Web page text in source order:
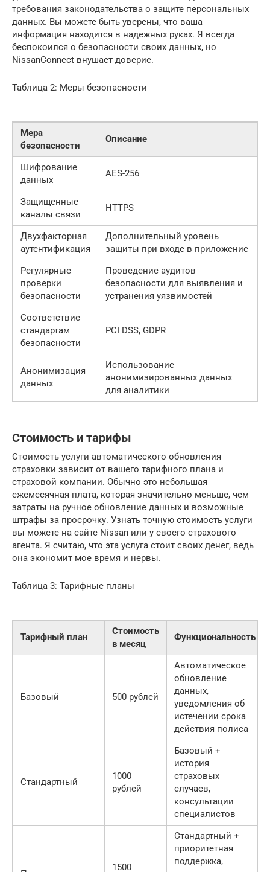
требования законодательства о защите персональных
данных. Вы можете быть уверены, что ваша
информация находится в надежных руках. Я всегда
беспокоился о безопасности своих данных, но
NissanConnect внушает доверие.
Таблица 2: Меры безопасности
Мера
безопасности
Описание
Шифрование
данных
AES-256
Защищенные
каналы связи
HTTPS
Двухфакторная
аутентификация
Дополнительный уровень
защиты при входе в приложение
Регулярные
проверки
безопасности
Проведение аудитов
безопасности для выявления и
устранения уязвимостей
Соответствие
стандартам
безопасности
PCI DSS, GDPR
Анонимизация
данных
Использование
анонимизированных данных
для аналитики
Стоимость и тарифы
Стоимость услуги автоматического обновления
страховки зависит от вашего тарифного плана и
страховой компании. Обычно это небольшая
ежемесячная плата, которая значительно меньше, чем
затраты на ручное обновление данных и возможные
штрафы за просрочку. Узнать точную стоимость услуги
вы можете на сайте Nissan или у своего страхового
агента. Я считаю, что эта услуга стоит своих денег, ведь
она экономит мое время и нервы.
Таблица 3: Тарифные планы
Тарифный план
Стоимость
в месяц
Функциональность
Базовый 500 рублей
Автоматическое
обновление
данных,
уведомления об
истечении срока
действия полиса
Стандартный
1000
рублей
Базовый +
история
страховых
случаев,
консультации
специалистов
1500
Стандартный +
приоритетная
поддержка,